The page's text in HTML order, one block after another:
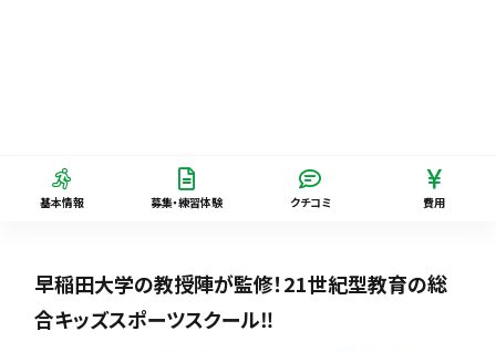
基本情報 募集・練習体験 クチコミ 費用
早稲田大学の教授陣が監修！21世紀型教育の総
合キッズスポーツスクール‼